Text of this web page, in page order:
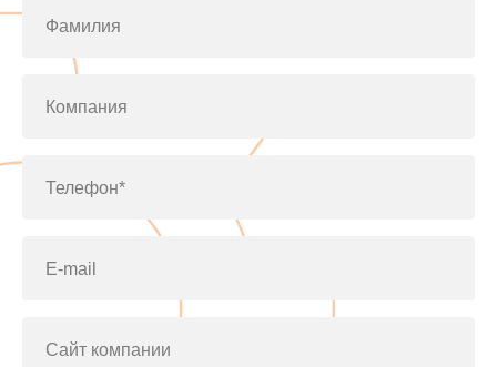
Фамилия
Компания
Телефон*
E-mail
Сайт компании